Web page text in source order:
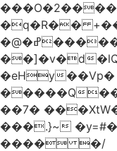
���O�2����ޗ�K7��>�Y2��B� ~$�ӵ�ã��m�dQp^�T�[� k�*h�
�q�R��
�@�ߝ��������ҲM �e
̎��]�v�d
�eHy��Vp�
�����Q
��7�
���.}~
���� �/